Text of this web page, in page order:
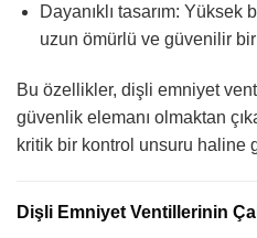
Dayanıklı tasarım: Yüksek
uzun ömürlü ve güvenilir bir
Bu özellikler, dişli emniyet
güvenlik elemanı olmaktan
kritik bir kontrol unsuru haline
Dişli Emniyet Ventillerinin